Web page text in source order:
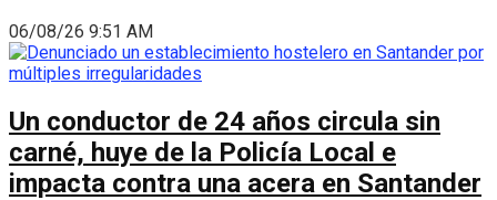
06/08/26 9:51 AM
Un conductor de 24 años circula sin
carné, huye de la Policía Local e
impacta contra una acera en Santander